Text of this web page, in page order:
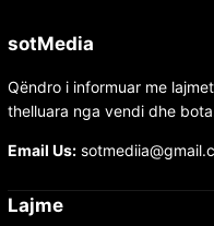
sotMedia
Qëndro i informuar me
thelluara nga vendi dhe
Email Us:
Lajme